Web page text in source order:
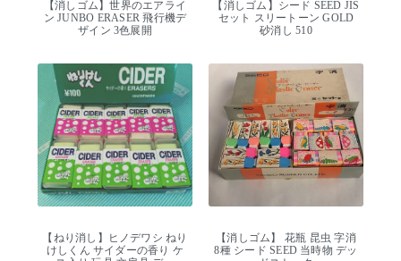
【消しゴム】世界のエアライ
ン JUNBO ERASER 飛行機デ
ザイン 3色展開
【消しゴム】シード SEED JIS
セット スリートーン GOLD
砂消し 510
【ねり消し】ヒノデワシ ねり
けしくん サイダーの香り ケ
【消しゴム】 花瓶 昆虫 字消
8種 シード SEED 当時物 デッ